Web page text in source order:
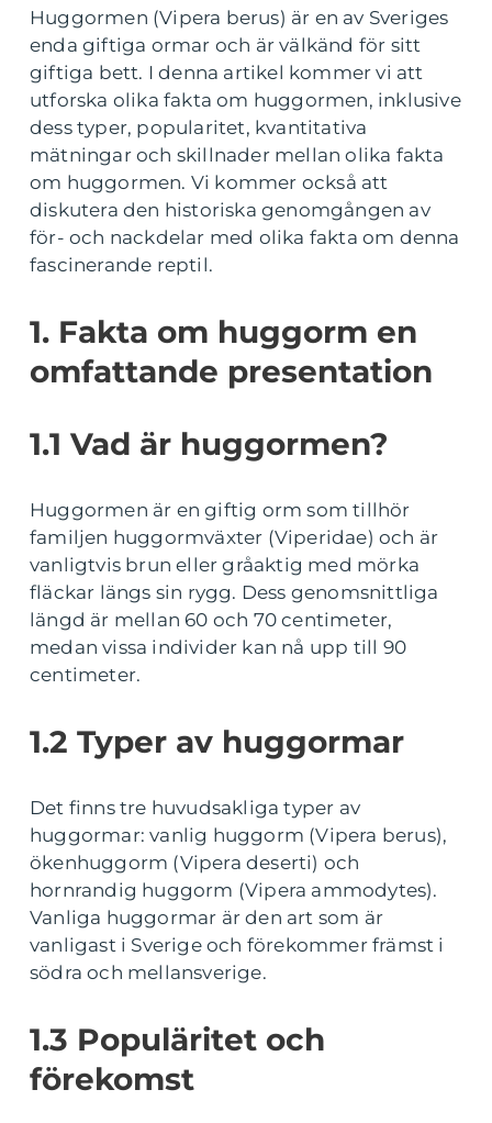
Huggormen (Vipera berus) är en av Sveriges
enda giftiga ormar och är välkänd för sitt
giftiga bett. I denna artikel kommer vi att
utforska olika fakta om huggormen, inklusive
dess typer, popularitet, kvantitativa
mätningar och skillnader mellan olika fakta
om huggormen. Vi kommer också att
diskutera den historiska genomgången av
för- och nackdelar med olika fakta om denna
fascinerande reptil.
1. Fakta om huggorm en
omfattande presentation
1.1 Vad är huggormen?
Huggormen är en giftig orm som tillhör
familjen huggormväxter (Viperidae) och är
vanligtvis brun eller gråaktig med mörka
fläckar längs sin rygg. Dess genomsnittliga
längd är mellan 60 och 70 centimeter,
medan vissa individer kan nå upp till 90
centimeter.
1.2 Typer av huggormar
Det finns tre huvudsakliga typer av
huggormar: vanlig huggorm (Vipera berus),
ökenhuggorm (Vipera deserti) och
hornrandig huggorm (Vipera ammodytes).
Vanliga huggormar är den art som är
vanligast i Sverige och förekommer främst i
södra och mellansverige.
1.3 Populäritet och
förekomst